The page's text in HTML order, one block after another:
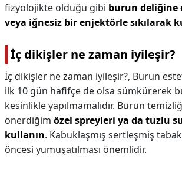
fizyolojikte olduğu gibi burun deliğine
veya iğnesiz bir enjektörle sıkılarak
İç dikişler ne zaman iyileşir?
İç dikişler ne zaman iyileşir?, Burun
ilk 10 gün hafifçe de olsa sümkürerek
kesinlikle yapılmamalıdır. Burun
önerdiğim özel spreyleri ya da tuzlu
kullanın. Kabuklaşmış sertleşmiş
öncesi yumuşatılması önemlidir.